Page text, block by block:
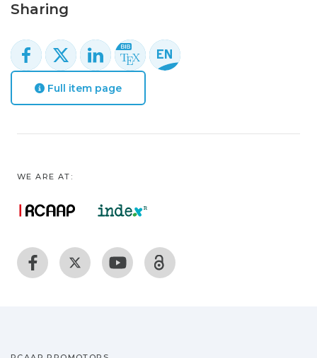
Sharing
Full item page
WE ARE AT: